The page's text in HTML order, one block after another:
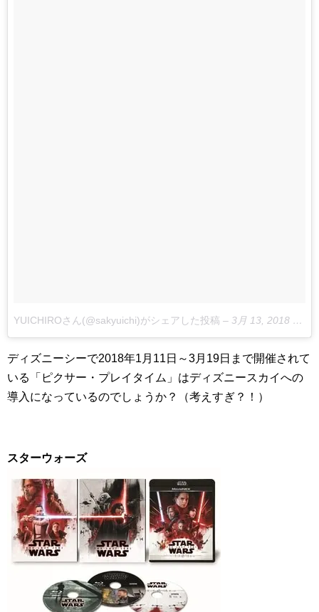
YUICHIROさん(@sakyuichi)がシェアした投稿 – 3月 13, 2018 at 6:48午前 PDT
ディズニーシーで2018年1月 11日～3月 19日まで開催されて
いる「ピクサー・プレイタイム」はディズニースカイへの
導入になっているのでしょうか？（考えすぎ？！）
スターウォーズ